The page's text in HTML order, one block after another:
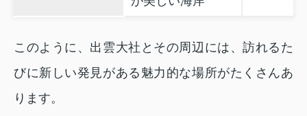
このように、出雲大社とその周辺には、訪れるた
びに新しい発見がある魅力的な場所がたくさんあ
ります。